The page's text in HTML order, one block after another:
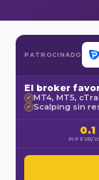
PATROCINADO
El broker
✓ MT4, MT5,
✓ Scalping sin
0.1
PIP EUR/